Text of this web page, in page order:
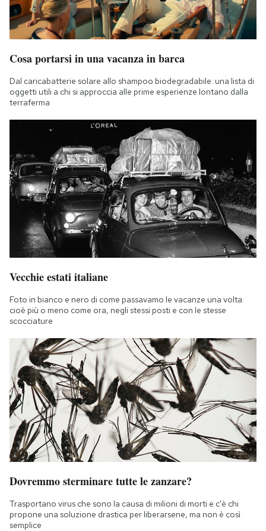
Cosa portarsi in una vacanza in barca
Dal caricabatterie solare allo shampoo biodegradabile: una lista di
oggetti utili a chi si approccia alle prime esperienze lontano dalla
terraferma
Vecchie estati italiane
Foto in bianco e nero di come passavamo le vacanze una volta:
cioè più o meno come ora, negli stessi posti e con le stesse
scocciature
Dovremmo sterminare tutte le zanzare?
Trasportano virus che sono la causa di milioni di morti e c'è chi
propone una soluzione drastica per liberarsene, ma non è così
semplice